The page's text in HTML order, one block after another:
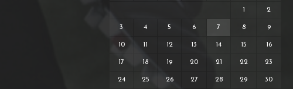
1 2
3 4 5 6 7 8 9
10 11 12 13 14 15 16
17 18 19 20 21 22 23
24 25 26 27 28 29 30